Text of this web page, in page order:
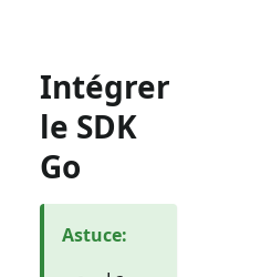
Intégrer
le SDK
Go
Astuce: